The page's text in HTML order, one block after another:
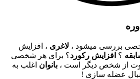
بررسی میشود ، لاغری ، افزایش
؟ افزایش رکورد؟ برای هر شخصی
از شخص دیگر است ، بانوان اغلب به
عضله سازی !